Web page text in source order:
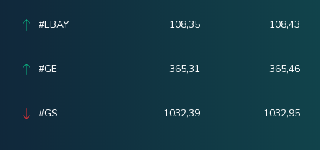
#EBAY 108,35 108,43
#GE 365,31 365,46
#GS 1032,39 1032,95